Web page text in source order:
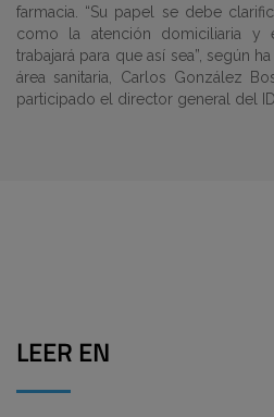
farmacia. “Su papel se debe
como la atención domiciliaria y
trabajará para que así sea”, según
área sanitaria, Carlos González
participado el director general del
LEER EN